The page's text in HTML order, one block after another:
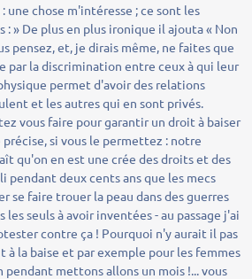
une chose m'intéresse ; ce sont les
» De plus en plus ironique il ajouta « Non
pensez, et, je dirais même, ne faites que
par la discrimination entre ceux à qui leur
permet d'avoir des relations
et les autres qui en sont privés.
vous faire pour garantir un droit à baiser
précise, si vous le permettez : notre
qu'on en est une crée des droits et des
pendant deux cents ans que les mecs
se faire trouer la peau dans des guerres
les seuls à avoir inventées - au passage j'ai
contre ça ! Pourquoi n'y aurait il pas
à la baise et par exemple pour les femmes
pendant mettons allons un mois !... vous